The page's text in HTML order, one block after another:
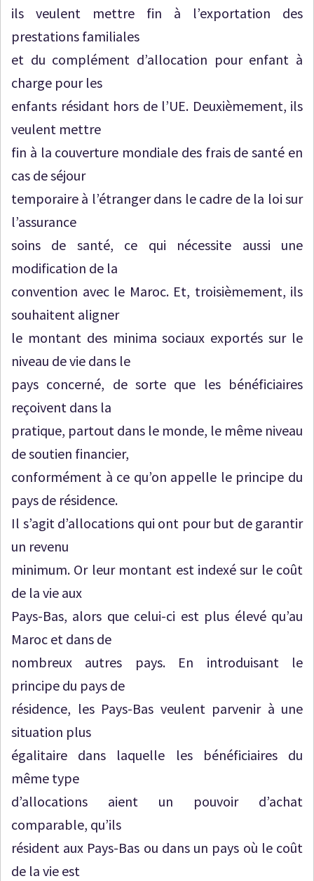
ils veulent mettre fin à l’exportation des
prestations familiales
et du complément d’allocation pour enfant à
charge pour les
enfants résidant hors de l’UE. Deuxièmement, ils
veulent mettre
fin à la couverture mondiale des frais de santé en
cas de séjour
temporaire à l’étranger dans le cadre de la loi sur
l’assurance
soins de santé, ce qui nécessite aussi une
modification de la
convention avec le Maroc. Et, troisièmement, ils
souhaitent aligner
le montant des minima sociaux exportés sur le
niveau de vie dans le
pays concerné, de sorte que les bénéficiaires
reçoivent dans la
pratique, partout dans le monde, le même niveau
de soutien financier,
conformément à ce qu’on appelle le principe du
pays de résidence.
Il s’agit d’allocations qui ont pour but de garantir
un revenu
minimum. Or leur montant est indexé sur le coût
de la vie aux
Pays-Bas, alors que celui-ci est plus élevé qu’au
Maroc et dans de
nombreux autres pays. En introduisant le
principe du pays de
résidence, les Pays-Bas veulent parvenir à une
situation plus
égalitaire dans laquelle les bénéficiaires du
même type
d’allocations aient un pouvoir d’achat
comparable, qu’ils
résident aux Pays-Bas ou dans un pays où le coût
de la vie est